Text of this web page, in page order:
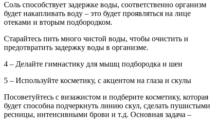
Соль способствует задержке воды, соответственно организм
будет накапливать воду – это будет проявляться на лице
отеками и вторым подбородком.
Старайтесь пить много чистой воды, чтобы очистить и
предотвратить задержку воды в организме.
4 – Делайте гимнастику для мышц подбородка и шеи
5 – Используйте косметику, с акцентом на глаза и скулы
Посоветуйтесь с визажистом и подберите косметику, которая
будет способна подчеркнуть линию скул, сделать пушистыми
ресницы, интенсивными брови и т.д. Основная задача –